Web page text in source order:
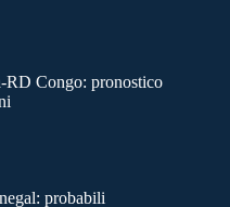
Congo: pronostico
probabili